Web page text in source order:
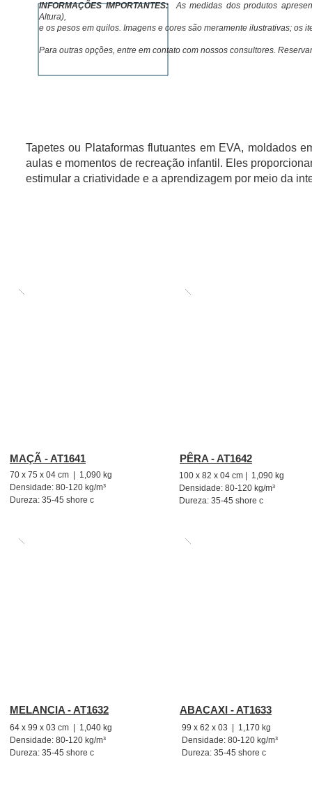
Prof.ª CLAUDIA MELEM  - CREF: 027666/SP
- Professora de Educação Física formada pela EEFUSP-SP;
- Palestrante Nacional e Internacional.
INFORMAÇÕES IMPORTANTES:As medidas dos produtos
Altura),
e os pesos em quilos. Imagens e cores são meramente ilustrativas;
Para outras opções, entre em contato com nossos consultores.
Tapetes ou Plataformas flutuantes em EVA, moldados
aulas e momentos de recreação infantil. Eles
estimular a criatividade e a aprendizagem por meio da
MAÇÃ - AT1641
70 x 75 x 04 cm | 1,090 kg
Densidade: 80-120 kg/m³
Dureza: 35-45 shore c
MELANCIA - AT1632
64 x 99 x 03 cm | 1,040 kg
Densidade: 80-120 kg/m³
Dureza: 35-45 shore c
PÊRA - AT1642
100 x 82 x 04 cm | 1,090 kg
Densidade: 80-120 kg/m³
Dureza: 35-45 shore c
ABACAXI - AT1633
99 x 62 x 03 | 1,170 kg
Densidade: 80-120 kg/m³
Dureza: 35-45 shore c